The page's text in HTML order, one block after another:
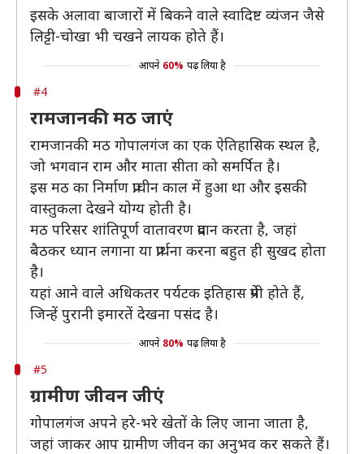
इसके अलावा बाजारों में बिकने वाले स्वादिष्ट व्यंजन जैसे
लिट्टी-चोखा भी चखने लायक होते हैं।
आपने 60% पढ़ लिया है
#4
रामजानकी मठ जाएं
रामजानकी मठ गोपालगंज का एक ऐतिहासिक स्थल है,
जो भगवान राम और माता सीता को समर्पित है।
इस मठ का निर्माण प्राचीन काल में हुआ था और इसकी
वास्तुकला देखने योग्य होती है।
मठ परिसर शांतिपूर्ण वातावरण प्रदान करता है, जहां
बैठकर ध्यान लगाना या प्रार्थना करना बहुत ही सुखद होता
है।
यहां आने वाले अधिकतर पर्यटक इतिहास प्रेमी होते हैं,
जिन्हें पुरानी इमारतें देखना पसंद है।
आपने 80% पढ़ लिया है
#5
ग्रामीण जीवन जीएं
गोपालगंज अपने हरे-भरे खेतों के लिए जाना जाता है,
जहां जाकर आप ग्रामीण जीवन का अनुभव कर सकते हैं।